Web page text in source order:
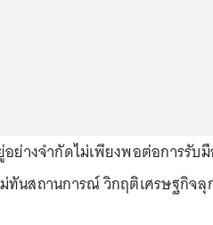
ย่างจำกัดไม่เพียงพอต่อการรับ
ม่ทันสถานการณ์ วิกฤติเศรษฐกิจ